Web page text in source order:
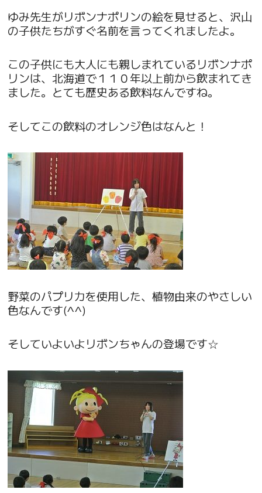
ゆみ先生がリボンナポリンの絵を見せると、沢山
の子供たちがすぐ名前を言ってくれましたよ。
この子供にも大人にも親しまれているリボンナポ
リンは、北海道で１１０年以上前から飲まれてき
ました。とても歴史ある飲料なんですね。
そしてこの飲料のオレンジ色はなんと！
野菜のパプリカを使用した、植物由来のやさしい
色なんです(^^)
そしていよいよリボンちゃんの登場です☆